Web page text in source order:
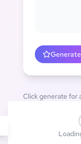
Generate
Click generate for